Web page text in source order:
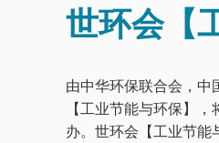
世环会【
由中华环保联合会，中
【工业节能与环保】
办。世环会【工业节能